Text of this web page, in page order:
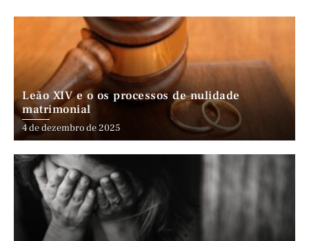
Leão XIV e o os processos de nulidade
matrimonial
4 de dezembro de 2025